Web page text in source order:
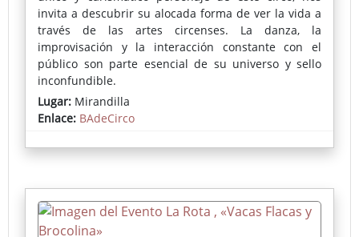
invita a descubrir su alocada forma de ver la vida a
través de las artes circenses. La danza, la
improvisación y la interacción constante con el
público son parte esencial de su universo y sello
inconfundible.
Fruto de la investigación escénica de Ana Cantillo,
Circonchitadestaca por su enfoque polifacético, con
un único propósito: emocionar al espectador.
Lugar: Mirandilla
Enlace: BAdeCirco